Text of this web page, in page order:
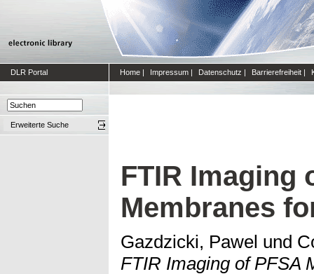
DLR Portal Home | Impressum | Datenschutz | Barrierefreiheit |
Erweiterte Suche
FTIR Imaging
Membranes
Gazdzicki, Pawel und
FTIR Imaging of PFSA